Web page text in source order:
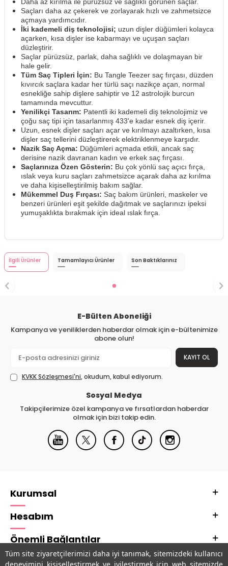
Tüm site ziyaretçilerimizi daha iyi tanımak, sitemizdeki kullanıcı
Daha az kırılma ile pürüzsüz ve sağlıklı görünen saçlar.
Saçları daha az çekerek ve zorlayarak hızlı ve zahmetsizce
açmaya yardımcıdır.
İki kademeli diş teknolojisi; uzun dişler düğümleri kolayca
açarken, kısa dişler ise kabarmayı ve uçuşan saçları
düzleştirir.
Saçlar pürüzsüz, parlak, daha sağlıklı ve dolaşmayan bir
hale gelir.
Tüm Saç Tipleri İçin: Bu Tangle Teezer saç fırçası, düzden
kıvırcık saçlara kadar her türlü saçı nazikçe açan, normal
esnekliğe sahip dişlere sahiptir ve 12 astrolojik burcun
tamamında mevcuttur.
Yenilikçi Tasarım: Patentli iki kademeli diş teknolojimiz ve
çoğu saç tipi için tasarlanmış 433'e kadar esnek diş içerir.
Uzun, esnek dişler saçları açar ve kırılmayı azaltırken, kısa
dişler saç tellerini düzleştirerek elektriklenmeye karşıdır.
Nazik Saç Açma: Düğümleri açmada etkili, ancak saç
derisine nazik davranan kadın ve erkek saç fırçası.
Saçlarınıza Özen Gösterin: Bu çok yönlü saç açıcı fırça,
ıslak veya kuru saçları zahmetsizce açarak daha az kırılma
ve daha kişiselleştirilmiş bakım sağlar.
Mükemmel Duş Fırçası: Saç bakım ürünleri, maskeler ve
benzeri ürünleri eşit şekilde dağıtmak ve saçlarınızı ipeksi
yumuşaklıkta bırakmak için ideal ıslak fırça.
İlgili Ürünler Tamamlayıcı Ürünler Son Baktıklarınız
E-Bülten Aboneliği
Kampanya ve yeniliklerden haberdar olmak için e-bültenimize
abone olun!
KAYIT OL
KVKK Sözleşmesi'ni, okudum, kabul ediyorum.
Sosyal Medya
Takipçilerimize özel kampanya ve fırsatlardan haberdar
olmak için bizi takip edin.
Kurumsal
Hesabım
Önemli Bağlantılar
Adres & İletişim